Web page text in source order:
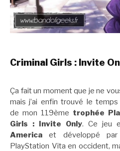
Criminal Girls : Invite
Ça fait un moment que je ne
mais j’ai enfin trouvé le
de mon 119ème trophée
Girls : Invite Only. Ce jeu
America et développé par
PlayStation Vita en occident,